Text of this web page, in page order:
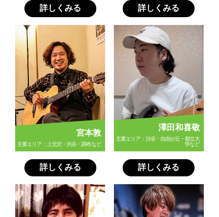
詳しくみる 詳しくみる
宮本敦
主要エリア：上北沢・渋谷・調布など
詳しくみる
澤田和喜敬
主要エリア：渋谷・自由が丘・都立大
学など
詳しくみる